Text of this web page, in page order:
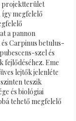
projektterület
megfelelő
a pannon
Carpinus betulus-
szel és
Eme
lejtők jelenléte
teszik
és biológiai
tehető megfelelő